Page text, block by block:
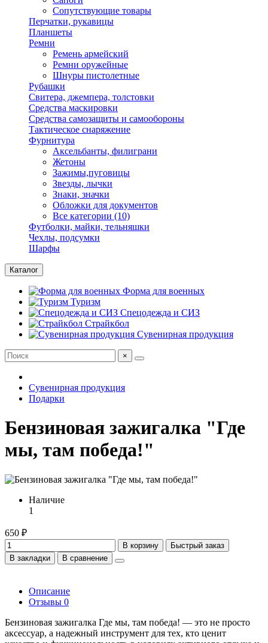
Сопутствующие товары
Перчатки, рукавицы
Планшеты
Ремни
Ремень армейский
Ремни оружейные
Шнуры пистолетные
Рубашки
Свитера, джемпера, толстовки
Средства маскировки
Средства самозащиты и самообороны
Тактическое снаряжение
Фурнитура
Аксельбанты, филиграни
Жетоны
Зажимы,пуговицы
Звезды, лычки
Знаки, значки
Обложки для документов
Все категории (10)
Футболки, майки, тельняшки
Чехлы, подсумки
Шарфы
Каталог
Форма для военных
Туризм
Спецодежда и СИЗ
Страйкбол
Сувенирная продукция
×
Сувенирная продукция
Подарки
Бензиновая зажигалка "Где
мы, там победа!"
Наличие
1
650 ₽
В корзину
Быстрый заказ
В закладки
В сравнение
Описание
Отзывы 0
Бензиновая зажигалка Где мы, там победа! — это не просто
аксессуар, а надежный инструмент для тех, кто ценит